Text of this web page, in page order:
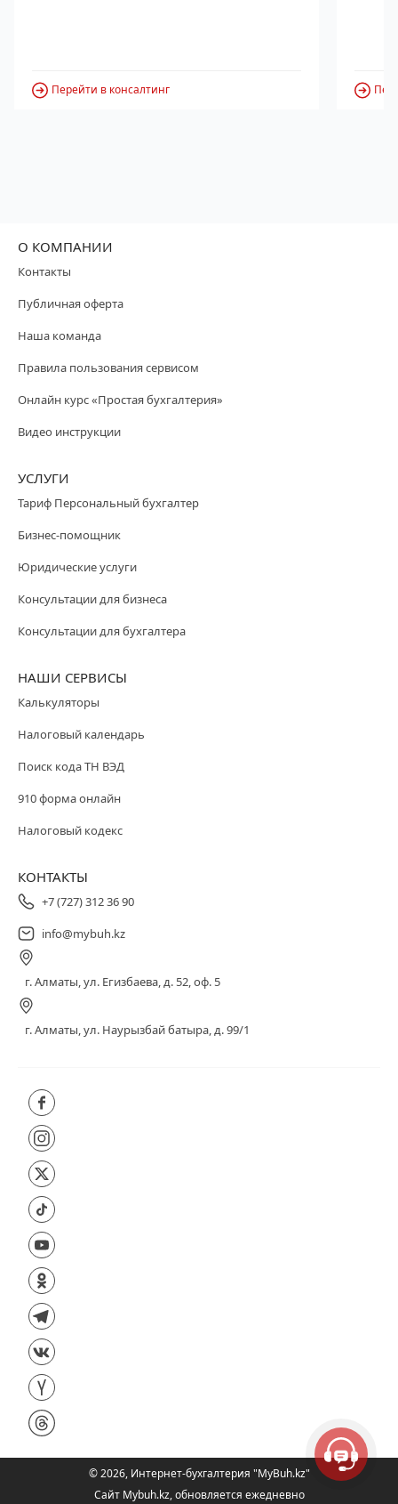
Перейти в консалтинг
О КОМПАНИИ
Контакты
Публичная оферта
Наша команда
Правила пользования сервисом
Онлайн курс «Простая бухгалтерия»
Видео инструкции
УСЛУГИ
Тариф Персональный бухгалтер
Бизнес-помощник
Юридические услуги
Консультации для бизнеса
Консультации для бухгалтера
НАШИ СЕРВИСЫ
Калькуляторы
Налоговый календарь
Поиск кода ТН ВЭД
910 форма онлайн
Налоговый кодекс
КОНТАКТЫ
+7 (727) 312 36 90
info@mybuh.kz
г. Алматы, ул. Егизбаева, д. 52, оф. 5
г. Алматы, ул. Наурызбай батыра, д. 99/1
©2026, Интернет-бухгалтерия "MyBuh.kz"
Сайт Mybuh.kz, обновляется ежедневно